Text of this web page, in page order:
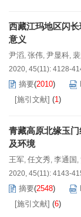
西藏江玛地区闪
意义
尹滔, 张伟, 尹显科,
2020, 45(11): 4128-
摘要(2010)
[施引文献] (1)
青藏高原北缘玉
及环境
王军, 任文秀, 李通国 ,
2020, 45(11): 4143-
摘要(2548)
[施引文献] (6)